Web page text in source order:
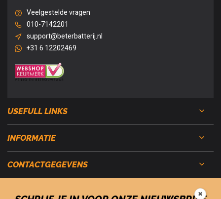
Veelgestelde vragen
010-7142201
support@beterbatterij.nl
+31 6 12202469
USEFULL LINKS
INFORMATIE
CONTACTGEGEVENS
✖